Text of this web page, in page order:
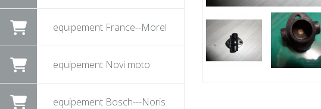
equipement France--Morel
equipement Novi moto
equipement Bosch---Noris